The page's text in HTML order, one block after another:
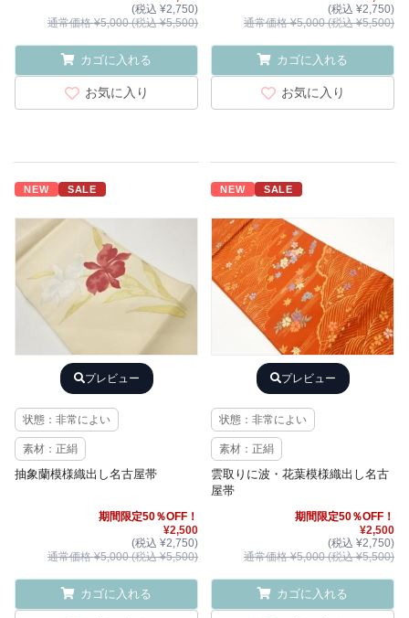
(税込 ¥2,750)
通常価格 ¥5,000 (税込 ¥5,500)
カゴに入れる
お気に入り
(税込 ¥2,750)
通常価格 ¥5,000 (税込 ¥5,500)
カゴに入れる
お気に入り
NEW SALE
プレビュー
状態：非常によい
素材：正絹
抽象蘭模様織出し名古屋帯
期間限定50％OFF！
¥2,500
(税込 ¥2,750)
通常価格 ¥5,000 (税込 ¥5,500)
カゴに入れる
NEW SALE
プレビュー
状態：非常によい
素材：正絹
雲取りに波・花葉模様織出し名古
屋帯
期間限定50％OFF！
¥2,500
(税込 ¥2,750)
通常価格 ¥5,000 (税込 ¥5,500)
カゴに入れる